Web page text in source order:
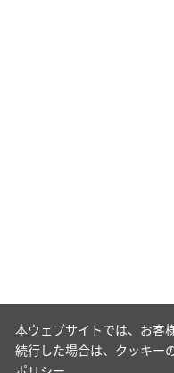
本ウェブサイトでは、お客
続行した場合は、クッキー